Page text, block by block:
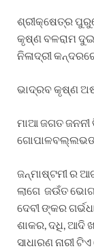
ଶ୍ରୀକ୍ଷେତ୍ର
କୃଷ୍ଣ ବଳରାମ ଦୁଇ
ନିଳାଦ୍ରୀ
ଭାଦ୍ରବ କୃଷ୍ଣ
ମାଆ ଜଗତ ଜନନୀ
ଜନ୍ମାଷ୍ଟମୀ ର
ଲାଗେ ଜଉଁତ ଭୋଗ
ଦେବୀ ଙ୍କର
ଶାକର, ଦଧି, ଆଦି
ସାଧାରଣ ନାରୀ